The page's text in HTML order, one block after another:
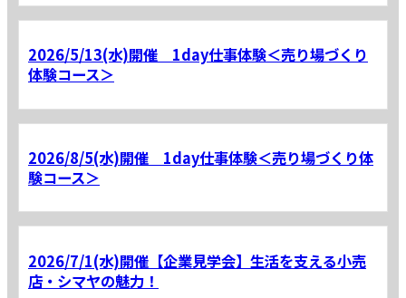
2026/5/13(水)開催 1day仕事体験＜売り場づくり
体験コース＞
2026/8/5(水)開催 1day仕事体験＜売り場づくり体
験コース＞
2026/7/1(水)開催【企業見学会】生活を支える小売
店・シマヤの魅力！